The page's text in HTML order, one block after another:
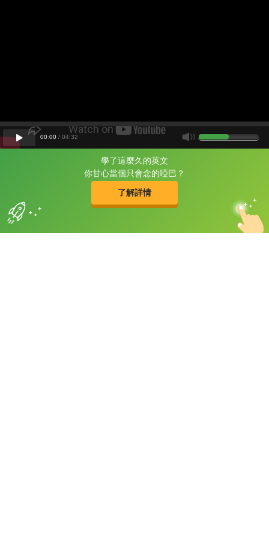
學了這麼久的英文
你甘心當個只會念的啞巴？
了解詳情
片尾有
攻其不背
的品牌故事
00:00 / 04:32